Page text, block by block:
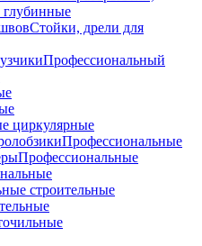
Стойки, дрели для
Профессиональный
циркулярные
Профессиональные
Профессиональные
строительные